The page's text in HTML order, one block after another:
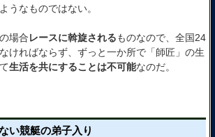
うなものではない。
場合レースに斡旋されるものなので、全国24
ければならず、ずっと一か所で「師匠」の生
生活を共にすることは不可能なのだ。
い競艇の弟子入り